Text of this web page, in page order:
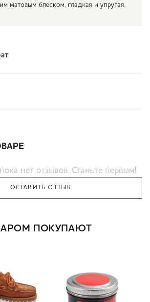
матовым блеском, гладкая и упругая.
нет отзывов. Станьте первым!
ОСТАВИТЬ ОТЗЫВ
ПОКУПАЮТ